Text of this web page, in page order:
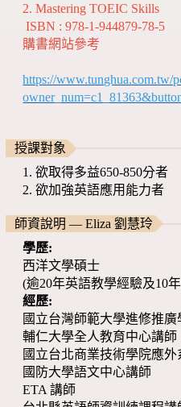
2. Mastering TOEIC Skills
ISBN : 978-1-944879-78-5
購書網站參考
https://www.tunghua.com.tw/
授課對象
1. 欲取得多益650-850分者
2. 欲加強英語應用能力者
師資說明 — Eliza 劉慧玲
學歷:
西洋文學碩士
(逾20年英語教學經驗及10年
經歷:
國立台灣師範大學進修推廣
輔仁大學全人教育中心講師
國立台北商業技術學院應外
國防大學語文中心講師
ETA 講師